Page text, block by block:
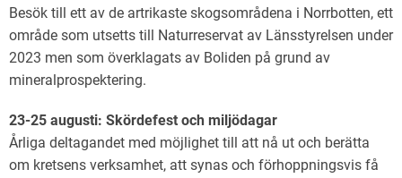
Besök till ett av de artrikaste skogsområdena i Norrbotten, ett
område som utsetts till Naturreservat av Länsstyrelsen under
2023 men som överklagats av Boliden på grund av
mineralprospektering.
23-25 augusti: Skördefest och miljödagar
Årliga deltagandet med möjlighet till att nå ut och berätta
om kretsens verksamhet, att synas och förhoppningsvis få